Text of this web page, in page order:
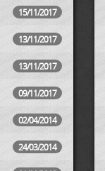
15/11/2017
13/11/2017
13/11/2017
09/11/2017
02/04/2014
24/03/2014